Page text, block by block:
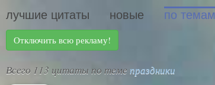
лучшие цитаты новые по темам
Отключить всю рекламу!
Всего 113 цитаты по теме праздники